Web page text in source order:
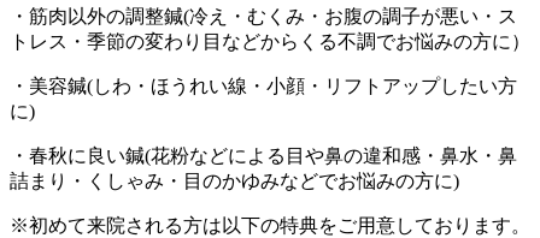
・筋肉以外の調整鍼(冷え・むくみ・お腹の調子が悪い・ス
トレス・季節の変わり目などからくる不調でお悩みの方に）
・美容鍼(しわ・ほうれい線・小顔・リフトアップしたい方
に)
・春秋に良い鍼(花粉などによる目や鼻の違和感・鼻水・鼻
詰まり・くしゃみ・目のかゆみなどでお悩みの方に)
※初めて来院される方は以下の特典をご用意しております。